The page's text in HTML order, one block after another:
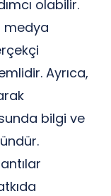
olabilir.
medya
Ayrıca,
bilgi ve